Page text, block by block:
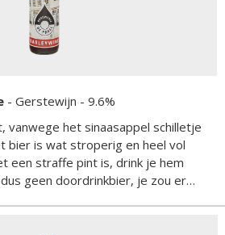
- Gerstewijn - 9.6%
vanwege het sinaasappel schilletje
bier is wat stroperig en heel vol
een straffe pint is, drink je hem
geen doordrinkbier, je zou er